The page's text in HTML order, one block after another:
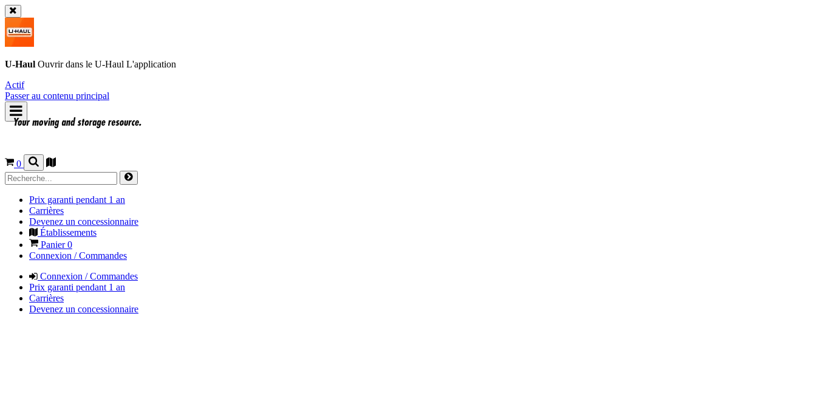
U-Haul Ouvrir dans le U-Haul L'application
Actif
Passer au contenu principal
0
Prix garanti pendant 1 an
Carrières
Devenez un concessionnaire
Établissements
Panier0
Connexion / Commandes
Connexion / Commandes
Prix garanti pendant 1 an
Carrières
Devenez un concessionnaire